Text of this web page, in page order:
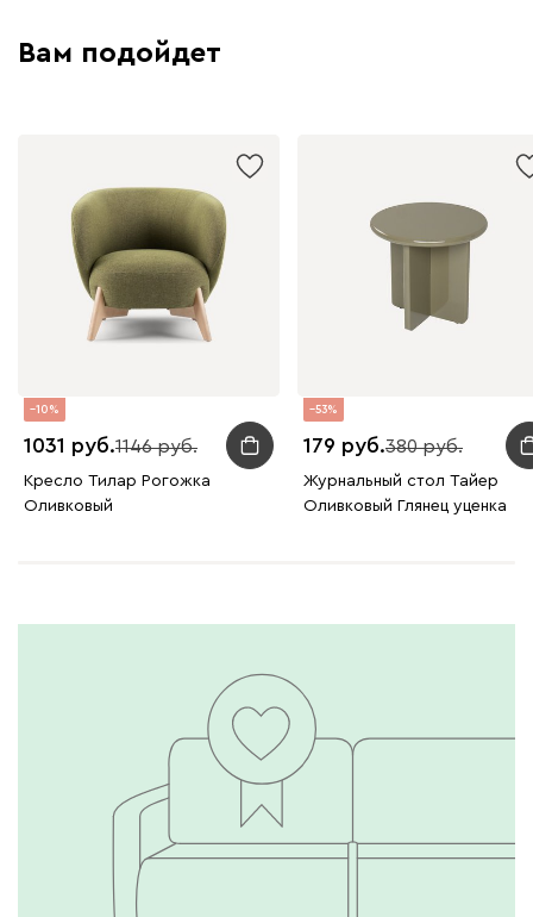
Вам подойдет
10
1031 1146
Кресло Тилар Рогожка
Оливковый
53
179 380
Журнальный стол Тайер
Оливковый Глянец уценка